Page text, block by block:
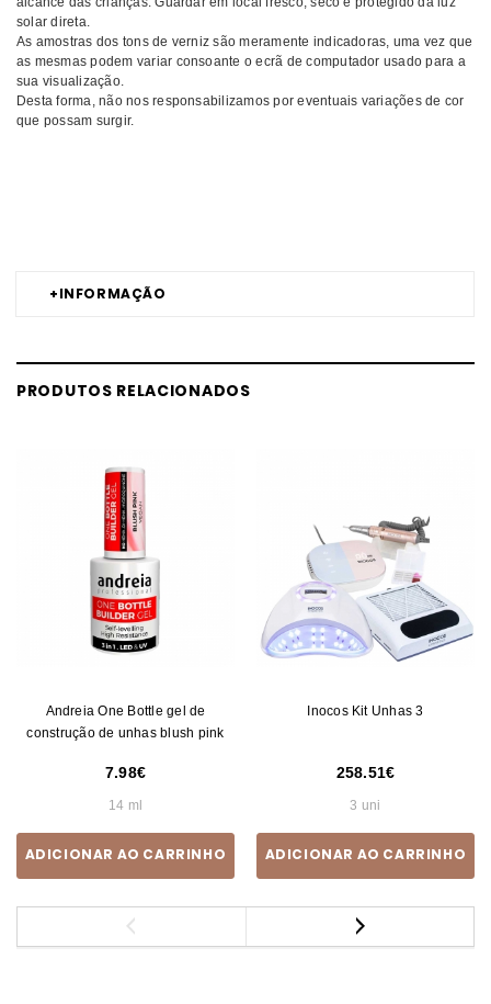
+INFORMAÇÃO
solar direta.
As amostras dos tons de verniz são meramente indicadoras, uma vez que
as mesmas podem variar consoante o ecrã de computador usado para a
sua visualização.
Desta forma, não nos responsabilizamos por eventuais variações de cor
que possam surgir.
PRODUTOS RELACIONADOS
Andreia One Bottle gel de
construção de unhas blush pink
7.98
14 ml
ADICIONAR AO CARRINHO
Inocos Kit Unhas 3
258.51
3 uni
ADICIONAR AO CARRINHO